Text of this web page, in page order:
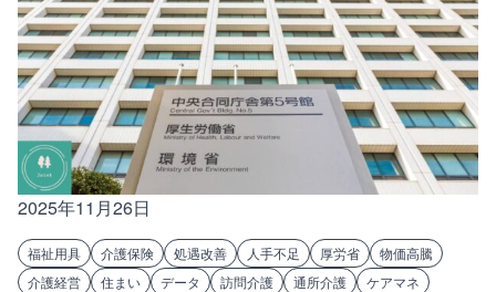
2025年11月26日
福祉用具 介護保険 処遇改善 人手不足 厚労省
物価高騰
介護経営
住まい データ 訪問介護 通所介護
ケアマネ